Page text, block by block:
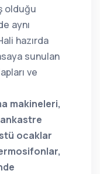
olduğu
aynı
hazırda
sunulan
ve
makineleri,
ankastre
ocaklar